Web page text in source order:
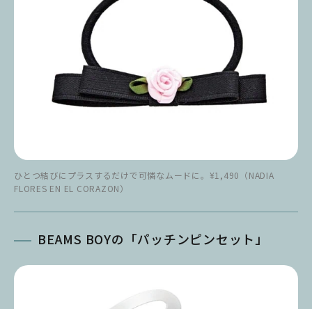
ひとつ結びにプラスするだけで可憐なムードに。¥1,490（NADIA
FLORES EN EL CORAZON）
BEAMS BOYの「パッチンピンセット」